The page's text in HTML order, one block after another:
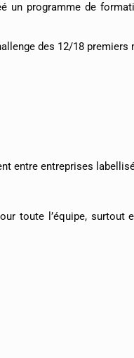
un programme de
des 12/18 premiers
entre entreprises
toute l’équipe, surtout